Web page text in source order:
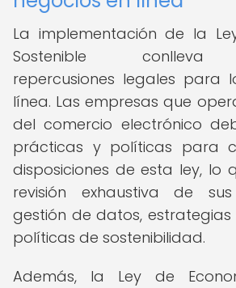
La implementación de la
Sostenible conlleva
repercusiones legales para
línea. Las empresas que
del comercio electrónico
prácticas y políticas para
disposiciones de esta ley, lo
revisión exhaustiva de
gestión de datos,
políticas de sostenibilidad.
Además, la Ley de